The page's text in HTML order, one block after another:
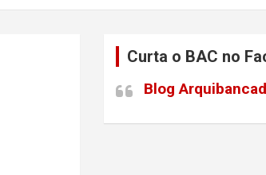
Curta o BAC no
Blog